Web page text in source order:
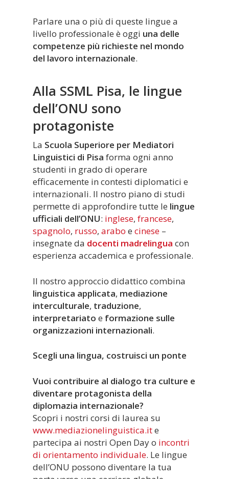
Parlare una o più di queste lingue a
livello professionale è oggi una delle
competenze più richieste nel mondo
del lavoro internazionale.
Alla SSML Pisa, le lingue
dell’ONU sono
protagoniste
La Scuola Superiore per Mediatori
Linguistici di Pisa forma ogni anno
studenti in grado di operare
efficacemente in contesti diplomatici e
internazionali. Il nostro piano di studi
permette di approfondire tutte le lingue
ufficiali dell’ONU: inglese,francese,
spagnolo, russo,arabo ecinese –
insegnate da docenti madrelingua con
esperienza accademica e professionale.
Il nostro approccio didattico combina
linguistica applicata, mediazione
interculturale, traduzione,
interpretariato e formazione sulle
organizzazioni internazionali.
Scegli una lingua, costruisci un ponte
Vuoi contribuire al dialogo tra culture e
diventare protagonista della
diplomazia internazionale?
Scopri i nostri corsi di laurea su
www.mediazionelinguistica.ite
partecipa ai nostri Open Day o incontri
di orientamento individuale. Le lingue
dell’ONU possono diventare la tua